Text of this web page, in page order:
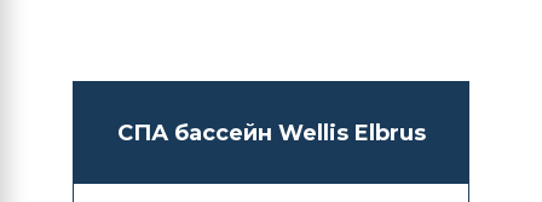
СПА бассейн Wellis Elbrus